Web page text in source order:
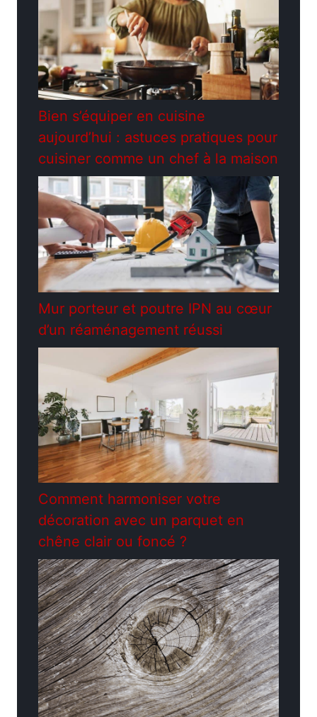
Bien s’équiper en cuisine
aujourd’hui : astuces pratiques pour
cuisiner comme un chef à la maison
Mur porteur et poutre IPN au cœur
d’un réaménagement réussi
Comment harmoniser votre
décoration avec un parquet en
chêne clair ou foncé ?